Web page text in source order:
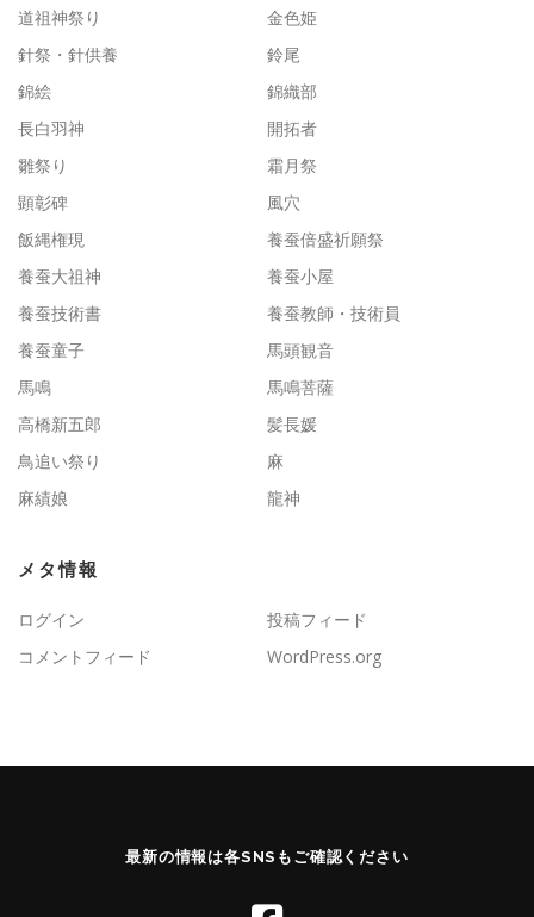
道祖神祭り
金色姫
針祭・針供養
鈴尾
錦絵
錦織部
長白羽神
開拓者
雛祭り
霜月祭
顕彰碑
風穴
飯縄権現
養蚕倍盛祈願祭
養蚕大祖神
養蚕小屋
養蚕技術書
養蚕教師・技術員
養蚕童子
馬頭観音
馬鳴
馬鳴菩薩
高橋新五郎
髪長媛
鳥追い祭り
麻
麻績娘
龍神
メタ情報
ログイン
投稿フィード
コメントフィード
WordPress.org
最新の情報は各SNSもご確認ください